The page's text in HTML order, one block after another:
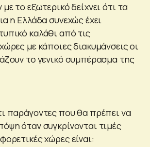
το εξωτερικό δείχνει ότι τα
η Ελλάδα συνεχώς έχει
καλάθι από τις
με κάποιες διακυμάνσεις οι
το γενικό συμπέρασμα της
παράγοντες που θα πρέπει να
όταν συγκρίνονται τιμές
χώρες είναι: